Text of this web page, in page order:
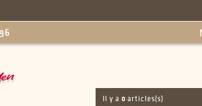
Il y a 0 articles(s)